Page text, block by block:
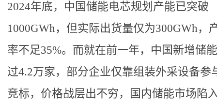
2024年底，中国储能电芯规划产能已突破
1000GWh，但实际出货量仅为300GWh，
率不足35%。而就在前一年，中国新增储
过4.2万家，部分企业仅靠组装外采设备参
竞标，价格战层出不穷，国内储能市场陷